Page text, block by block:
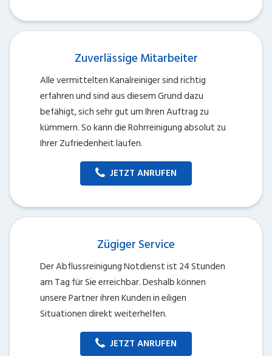
Zuverlässige Mitarbeiter
Alle vermittelten Kanalreiniger sind richtig
erfahren und sind aus diesem Grund dazu
befähigt, sich sehr gut um Ihren Auftrag zu
kümmern. So kann die Rohrreinigung absolut zu
Ihrer Zufriedenheit laufen.
JETZT ANRUFEN
Zügiger Service
Der Abflussreinigung Notdienst ist 24 Stunden
am Tag für Sie erreichbar. Deshalb können
unsere Partner ihren Kunden in eiligen
Situationen direkt weiterhelfen.
JETZT ANRUFEN